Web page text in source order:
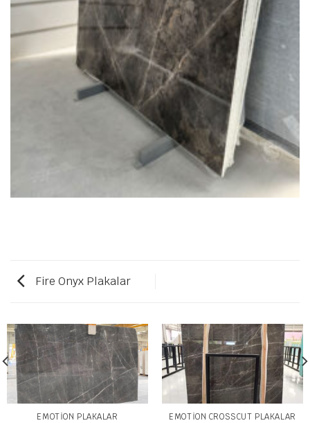
Fire Onyx Plakalar
EMOTION PLAKALAR EMOTION CROSSCUT PLAKALAR